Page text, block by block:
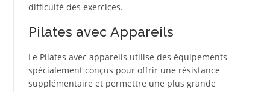
difficulté des exercices.
Pilates avec Appareils
Le Pilates avec appareils utilise des équipements
spécialement conçus pour offrir une résistance
supplémentaire et permettre une plus grande